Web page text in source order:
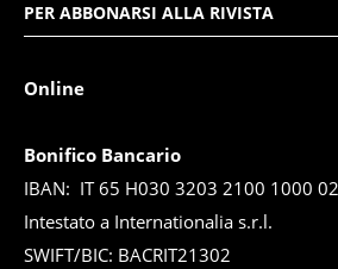
PER ABBONARSI ALLA RIVISTA
Online
Bonifico Bancario
IBAN: IT 65 H030 3203 2100 1000
Intestato a Internationalia s.r.l.
SWIFT/BIC: BACRIT21302